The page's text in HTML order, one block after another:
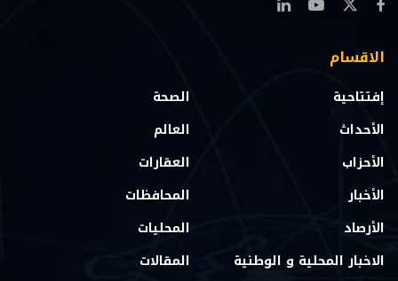
الاقسام
إفتتاحية
الأحداث
الأحزاب
الأخبار
الأرصاد
الاخبار المحلية و الوطنية
الصحة
العالم
العقارات
المحافظات
المحليات
المقالات